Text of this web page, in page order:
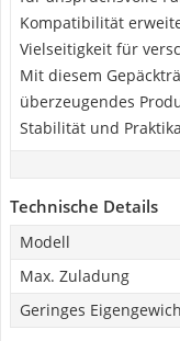
Kompatibilität
Vielseitigkeit für
Mit diesem
überzeugendes
Stabilität und
Technische Details
Modell
Max. Zuladung
Geringes